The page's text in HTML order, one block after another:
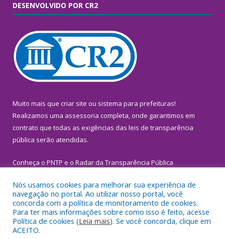
DESENVOLVIDO POR CR2
Muito mais que criar site ou sistema para prefeituras!
Realizamos uma assessoria completa, onde garantimos em
contrato que todas as exigências das leis de transparência
pública serão atendidas.
Conheça o PNTP e o Radar da Transparência Pública
Todos os direitos reservados a Prefeitura Municipal de
Inhangapi.
Nós usamos cookies para melhorar sua experiência de
navegação no portal. Ao utilizar nosso portal, você
concorda com a política de monitoramento de cookies.
Para ter mais informações sobre como isso é feito, acesse
Política de cookies (Leia mais). Se você concorda, clique em
ACEITO.